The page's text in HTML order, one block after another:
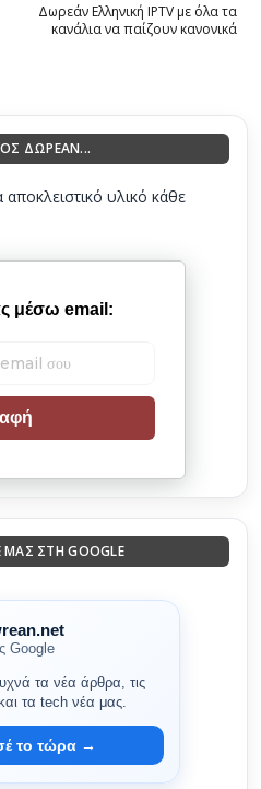
Δωρεάν Ελληνική IPTV με όλα τα
κανάλια να παίζουν κανονικά
ΔΩΡΕΑΝ...
υλικό κάθε
μέσω email:
ΣΤΗ GOOGLE
Google
τα νέα άρθρα, τις
τα tech νέα μας.
το τώρα →